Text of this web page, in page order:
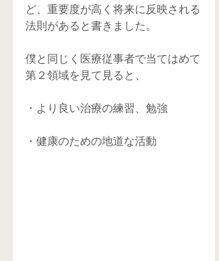
ど、重要度が高く将来に反映される
法則があると書きました。
僕と同じく医療従事者で当てはめて
第２領域を見て見ると、
・より良い治療の練習、勉強
・健康のための地道な活動